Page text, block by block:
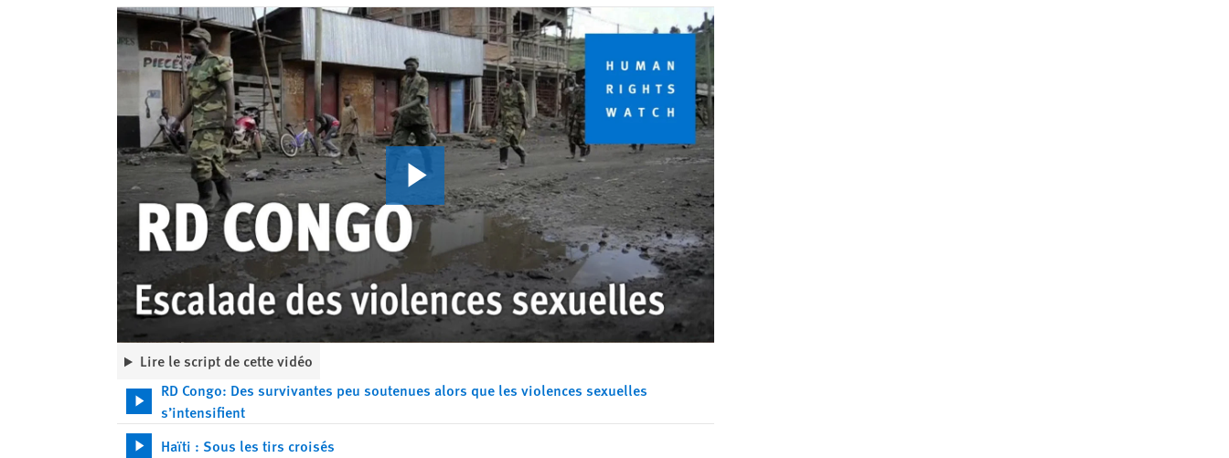
Lire le script de cette vidéo
RD Congo: Des survivantes peu soutenues alors que les violences sexuelles
s’intensifient
Haïti : Sous les tirs croisés